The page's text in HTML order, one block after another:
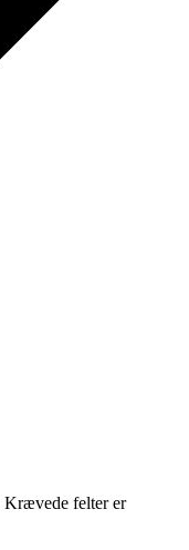
Krævede felter er